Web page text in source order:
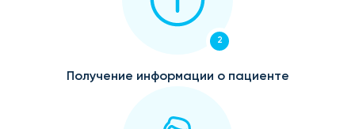
2
Получение информации о пациенте